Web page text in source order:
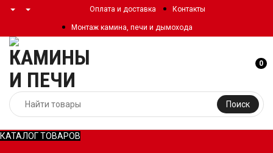
Оплата и доставка Контакты
Монтаж камина, печи и дымохода
Поиск
0
КАТАЛОГ ТОВАРОВ